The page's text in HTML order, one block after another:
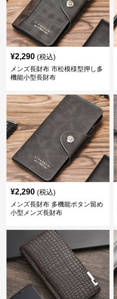
¥2,290 (税込)
メンズ長財布 市松模様型押し多
機能小型長財布
¥2,290 (税込)
メンズ長財布 多機能ボタン留め
小型メンズ長財布